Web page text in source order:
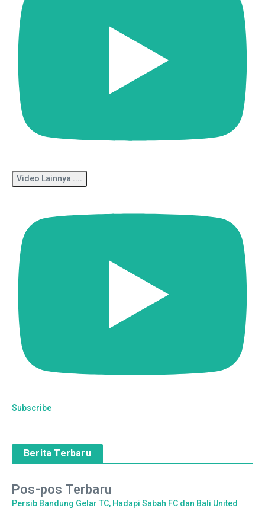
Video Lainnya ....
Subscribe
Berita Terbaru
Pos-pos Terbaru
Persib Bandung Gelar TC, Hadapi Sabah FC dan Bali United